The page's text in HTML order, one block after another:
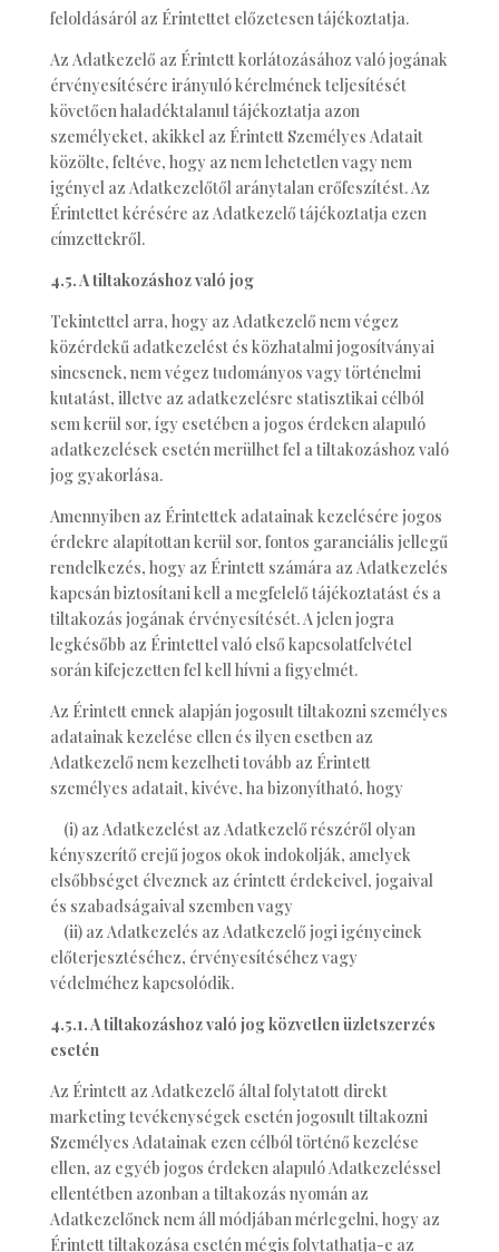
feloldásáról az Érintettet előzetesen tájékoztatja.
Az Adatkezelő az Érintett korlátozásához való jogának
érvényesítésére irányuló kérelmének teljesítését
követően haladéktalanul tájékoztatja azon
személyeket, akikkel az Érintett Személyes Adatait
közölte, feltéve, hogy az nem lehetetlen vagy nem
igényel az Adatkezelőtől aránytalan erőfeszítést. Az
Érintettet kérésére az Adatkezelő tájékoztatja ezen
címzettekről.
4.5. A tiltakozáshoz való jog
Tekintettel arra, hogy az Adatkezelő nem végez
közérdekű adatkezelést és közhatalmi jogosítványai
sincsenek, nem végez tudományos vagy történelmi
kutatást, illetve az adatkezelésre statisztikai célból
sem kerül sor, így esetében a jogos érdeken alapuló
adatkezelések esetén merülhet fel a tiltakozáshoz való
jog gyakorlása.
Amennyiben az Érintettek adatainak kezelésére jogos
érdekre alapítottan kerül sor, fontos garanciális jellegű
rendelkezés, hogy az Érintett számára az Adatkezelés
kapcsán biztosítani kell a megfelelő tájékoztatást és a
tiltakozás jogának érvényesítését. A jelen jogra
legkésőbb az Érintettel való első kapcsolatfelvétel
során kifejezetten fel kell hívni a figyelmét.
Az Érintett ennek alapján jogosult tiltakozni személyes
adatainak kezelése ellen és ilyen esetben az
Adatkezelő nem kezelheti tovább az Érintett
személyes adatait, kivéve, ha bizonyítható, hogy
(i) az Adatkezelést az Adatkezelő részéről olyan
kényszerítő erejű jogos okok indokolják, amelyek
elsőbbséget élveznek az érintett érdekeivel, jogaival
és szabadságaival szemben vagy
(ii) az Adatkezelés az Adatkezelő jogi igényeinek
előterjesztéséhez, érvényesítéséhez vagy
védelméhez kapcsolódik.
4.5.1. A tiltakozáshoz való jog közvetlen üzletszerzés
esetén
Az Érintett az Adatkezelő által folytatott direkt
marketing tevékenységek esetén jogosult tiltakozni
Személyes Adatainak ezen célból történő kezelése
ellen, az egyéb jogos érdeken alapuló Adatkezeléssel
ellentétben azonban a tiltakozás nyomán az
Adatkezelőnek nem áll módjában mérlegelni, hogy az
Érintett tiltakozása esetén mégis folytathatja-e az